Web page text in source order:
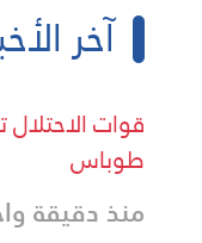
آخر
قوات
طوباس
منذ دقيقة